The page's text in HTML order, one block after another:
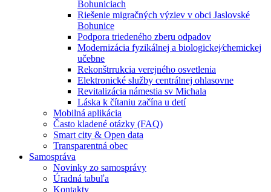
Bohuniciach
Riešenie migračných výziev v obci Jaslovské
Bohunice
Podpora triedeného zberu odpadov
Modernizácia fyzikálnej a biologickej⁄chemickej
učebne
Rekonštrrukcia verejného osvetlenia
Elektronické služby centrálnej ohlasovne
Revitalizácia námestia sv Michala
Láska k čítaniu začína u detí
Mobilná aplikácia
Často kladené otázky (FAQ)
Smart city & Open data
Transparentná obec
Samospráva
Novinky zo samosprávy
Úradná tabuľa
Kontakty